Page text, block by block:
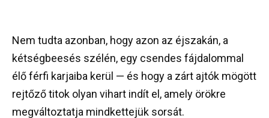
Nem tudta azonban, hogy azon az éjszakán, a
kétségbeesés szélén, egy csendes fájdalommal
élő férfi karjaiba kerül — és hogy a zárt ajtók mögött
rejtőző titok olyan vihart indít el, amely örökre
megváltoztatja mindkettejük sorsát.